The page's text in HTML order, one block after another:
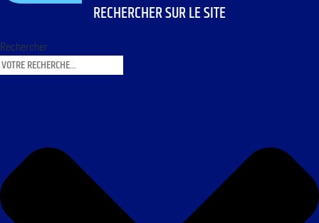
RECHERCHER SUR LE SITE
Rechercher